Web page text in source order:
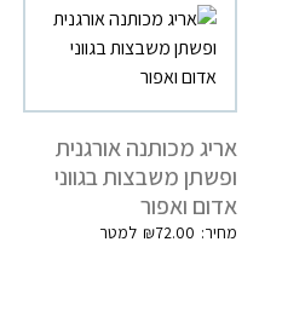
אריג מכותנה אורגנית
ופשתן משבצות בגווני
אדום ואפור
₪72.00